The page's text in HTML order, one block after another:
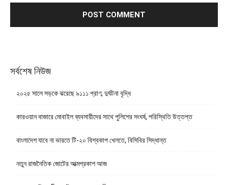
সর্বশেষ নিউজ
২০২৫ সালে সড়কে ঝরেছে ৯১১১ প্রাণ, দুর্ঘটনা বৃদ্ধি
কারওয়ান বাজারে মোবাইল ব্যবসায়ীদের সাথে পুলিশের সংঘর্ষ, পরিস্থিতি উত্তপ্ত
বাংলাদেশ যাবে না ভারতে টি-২০ বিশ্বকাপ খেলতে, বিসিবির সিদ্ধান্ত
নতুন রাজনৈতিক জোটের আত্মপ্রকাশ আজ